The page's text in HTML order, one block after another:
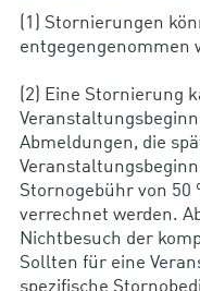
(1) Stornierungen
entgegengenommen
(2) Eine Stornierung
Abmeldungen, die
Stornogebühr von 50
verrechnet werden.
Nichtbesuch der
Sollten für eine
spezifische